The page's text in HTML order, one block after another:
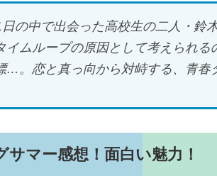
の中で出会った高校生の二人・鈴
イムループの原因として考えられ
…。恋と真っ向から対峙する、青春
サマー感想！面白い魅力！